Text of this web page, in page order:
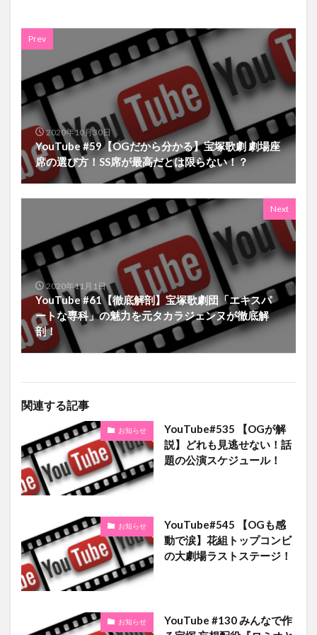
Prev
2020年10月30日
YouTube #59【OGだから分かる】宝塚歌劇 劇場座
席の選び方！SS席が最高だとは限らない！？
Next
2020年11月1日
YouTube #61【徹底解剖】宝塚歌劇団「エキスパ
ートな専科」の魅力を元タカラジェンヌが徹底解
剖！
関連する記事
お知らせ
YouTube#535 【OGが解
説】どれも見逃せない！話
題の公演スケジュール！
お知らせ
YouTube#545 【OGも感
動で涙】花組トップコンビ
の大劇場ラストステージ！
お知らせ
YouTube #130 みんなで作